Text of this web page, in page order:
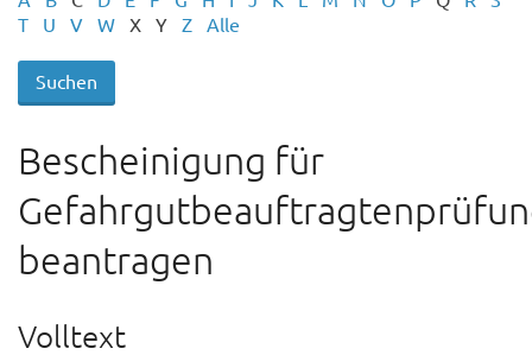
T
U V W X Y Z Alle
Bescheinigung für
beantragen
Volltext